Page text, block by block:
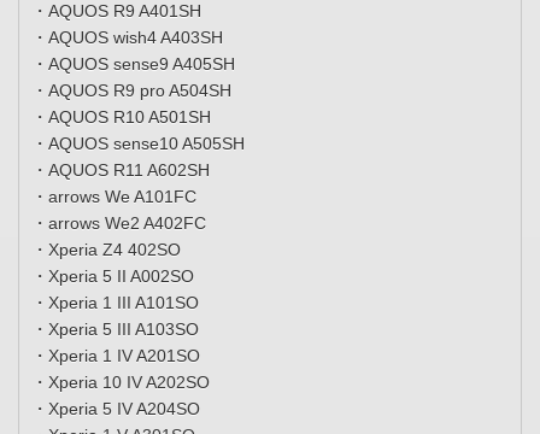
・AQUOS R9 A401SH
・AQUOS wish4 A403SH
・AQUOS sense9 A405SH
・AQUOS R9 pro A504SH
・AQUOS R10 A501SH
・AQUOS sense10 A505SH
・AQUOS R11 A602SH
・arrows We A101FC
・arrows We2 A402FC
・Xperia Z4 402SO
・Xperia 5 II A002SO
・Xperia 1 III A101SO
・Xperia 5 III A103SO
・Xperia 1 IV A201SO
・Xperia 10 IV A202SO
・Xperia 5 IV A204SO